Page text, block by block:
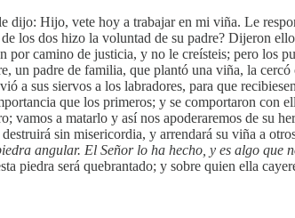
dijo: Hijo, vete hoy a trabajar en mi viña. Le
los dos hizo la voluntad de su padre? Dijeron
camino de justicia, y no le creísteis; pero los
un padre de familia, que plantó una viña, la
a sus siervos a los labradores, para que
que los primeros; y se comportaron con
vamos a matarlo y así nos apoderaremos de su
sin misericordia, y arrendará su viña a
angular. El Señor lo ha hecho, y es algo que
piedra será quebrantado; y sobre quien ella